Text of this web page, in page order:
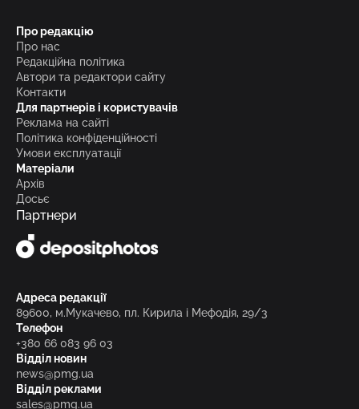
Про редакцію
Про нас
Редакційна політика
Автори та редактори сайту
Контакти
Для партнерів і користувачів
Реклама на сайті
Політика конфіденційності
Умови експлуатації
Матеріали
Архів
Досьє
Партнери
Адреса редакції
89600, м.Мукачево, пл. Кирила і Мефодія, 29/3
Телефон
+380 66 083 96 03
Відділ новин
news@pmg.ua
Відділ реклами
sales@pmg.ua